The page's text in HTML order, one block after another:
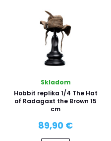
Skladom
Hobbit replika 1/4 The Hat
of Radagast the Brown 15
cm
89,90 €